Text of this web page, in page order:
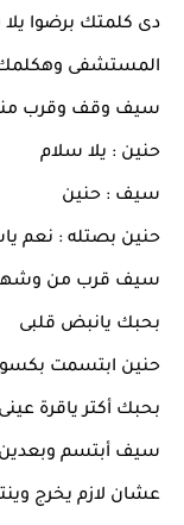
دى كلمتك برضوا
المستشفى وهكلمك
سيف وقف وقرب
حنين : يلا سلام
سيف : حنين
حنين بصتله : نعم
سيف قرب من وشها
بحبك يانبض قلبى
حنين ابتسمت
بحبك أكتر ياقرة عينى
سيف أبتسم وبعدين
عشان لازم يخرج